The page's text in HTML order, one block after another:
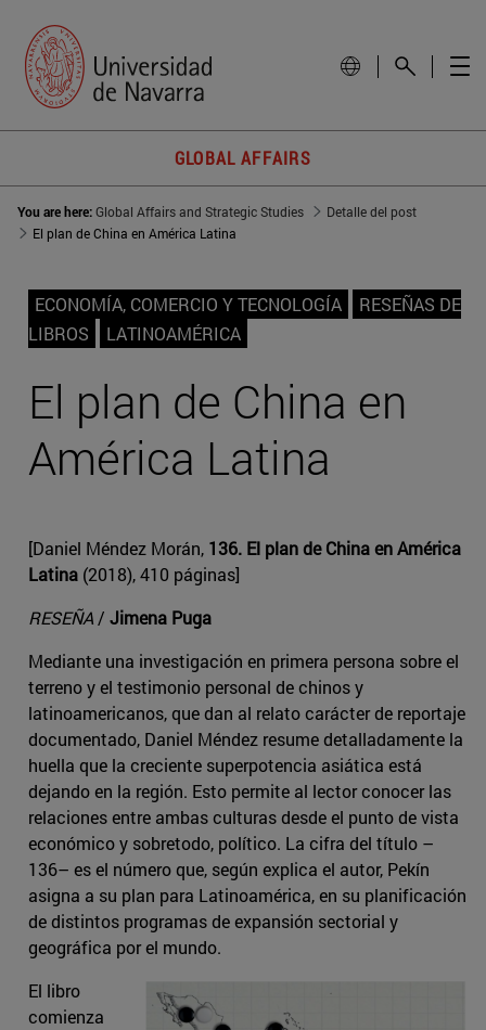
GLOBAL AFFAIRS
You are here:Global Affairs and Strategic Studies
Detalle del post
El plan de China en América Latina
ECONOMÍA, COMERCIO Y TECNOLOGÍA
RESEÑAS DE
LIBROS
LATINOAMÉRICA
El plan de China en
América Latina
[Daniel Méndez Morán, 136. El plan de China en América
Latina (2018), 410 páginas]
RESEÑA / Jimena Puga
Mediante una investigación en primera persona sobre el
terreno y el testimonio personal de chinos y
latinoamericanos, que dan al relato carácter de reportaje
documentado, Daniel Méndez resume detalladamente la
huella que la creciente superpotencia asiática está
dejando en la región. Esto permite al lector conocer las
relaciones entre ambas culturas desde el punto de vista
económico y sobretodo, político. La cifra del título –
136– es el número que, según explica el autor, Pekín
asigna a su plan para Latinoamérica, en su planificación
de distintos programas de expansión sectorial y
geográfica por el mundo.
El libro
comienza